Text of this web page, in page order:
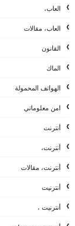
العاب،
العاب، مقالات
القانون
الماك
الهواتف المحمولة
امن معلوماتي
أنترنت
أنترنت،
أنترنت، مقالات
أنترنيت
أنترنيت ،